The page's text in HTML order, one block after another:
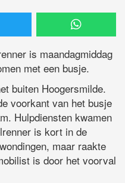
is maandagmiddag
met een busje.
buiten Hoogersmilde.
voorkant van het busje
Hulpdiensten kwamen
is kort in de
maar raakte
is door het voorval